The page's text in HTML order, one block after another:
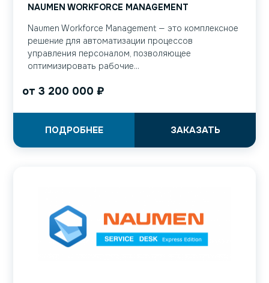
NAUMEN WORKFORCE MANAGEMENT
Naumen Workforce Management — это комплексное
решение для автоматизации процессов
управления персоналом, позволяющее
оптимизировать рабочие...
от 3 200 000 ₽
ЗАКАЗАТЬ
ПОДРОБНЕЕ